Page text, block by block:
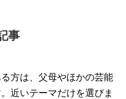
事
方は、父母やほかの芸能
近いテーマだけを選びま